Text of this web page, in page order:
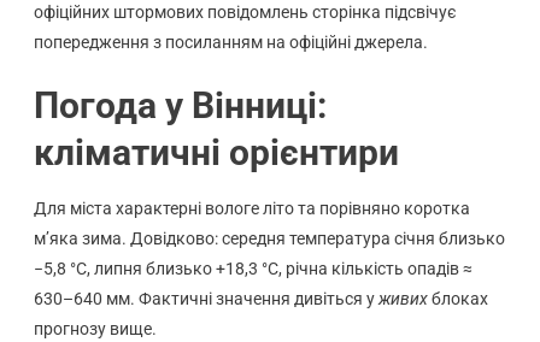
офіційних штормових повідомлень сторінка підсвічує
попередження з посиланням на офіційні джерела.
Погода у Вінниці:
кліматичні орієнтири
Для міста характерні вологе літо та порівняно коротка
м’яка зима. Довідково: середня температура січня близько
−5,8 °C, липня близько +18,3 °C, річна кількість опадів ≈
630–640 мм. Фактичні значення дивіться уживихблоках
прогнозу вище.